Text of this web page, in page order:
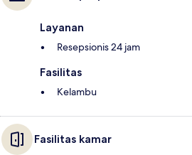
Layanan
Resepsionis 24 jam
Fasilitas
Kelambu
Fasilitas kamar